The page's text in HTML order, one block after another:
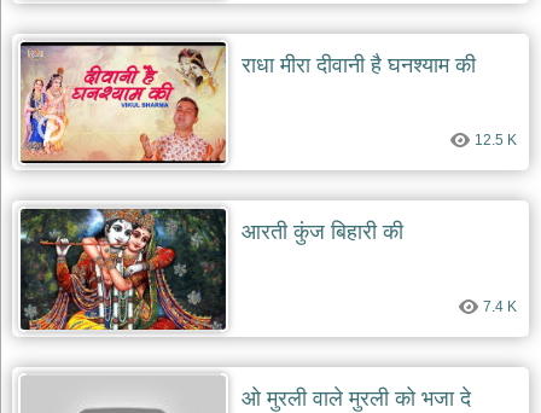
राधा मीरा दीवानी है घनश्याम की
12.5 K
आरती कुंज बिहारी की
7.4 K
ओ मुरली वाले मुरली को भजा दे